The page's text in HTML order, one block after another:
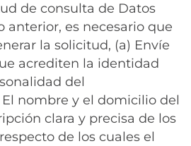
de consulta de Datos
anterior, es necesario que
la solicitud, (a) Envíe
acrediten la identidad
del
nombre y el domicilio del
clara y precisa de los
de los cuales el